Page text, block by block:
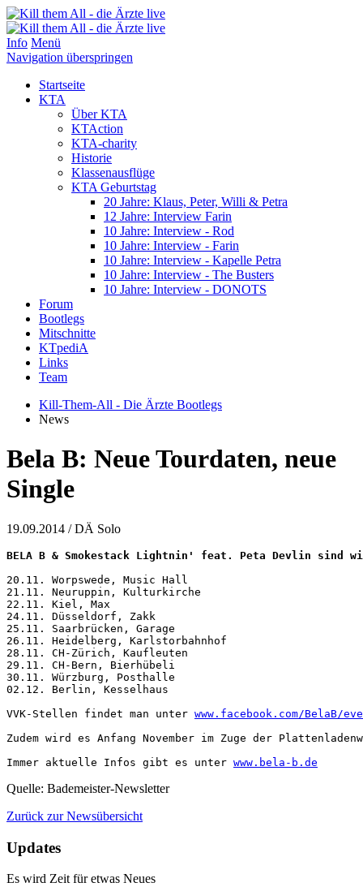
Info Menü
Navigation überspringen
Startseite
KTA
Über KTA
KTAction
KTA-charity
Historie
Klassenausflüge
KTA Geburtstag
20 Jahre: Klaus, Peter, Willi & Petra
12 Jahre: Interview Farin
10 Jahre: Interview - Rod
10 Jahre: Interview - Farin
10 Jahre: Interview - Kapelle Petra
10 Jahre: Interview - The Busters
10 Jahre: Interview - DONOTS
Forum
Bootlegs
Mitschnitte
KTpediA
Links
Team
Kill-Them-All - Die Ärzte Bootlegs
News
Bela B: Neue Tourdaten, neue
Single
19.09.2014 / DÄ Solo
BELA B & Smokestack Lightnin' feat. Peta Devlin sind
20.11. Worpswede, Music Hall
21.11. Neuruppin, Kulturkirche
22.11. Kiel, Max
24.11. Düsseldorf, Zakk
25.11. Saarbrücken, Garage
26.11. Heidelberg, Karlstorbahnhof
28.11. CH-Zürich, Kaufleuten
29.11. CH-Bern, Bierhübeli
30.11. Würzburg, Posthalle
02.12. Berlin, Kesselhaus
VVK-Stellen findet man unter www.facebook.com/BelaB/
Zudem wird es Anfang November im Zuge der
Immer aktuelle Infos gibt es unter www.bela-b.de
Quelle: Bademeister-Newsletter
Zurück zur Newsübersicht
Updates
Es wird Zeit für etwas Neues